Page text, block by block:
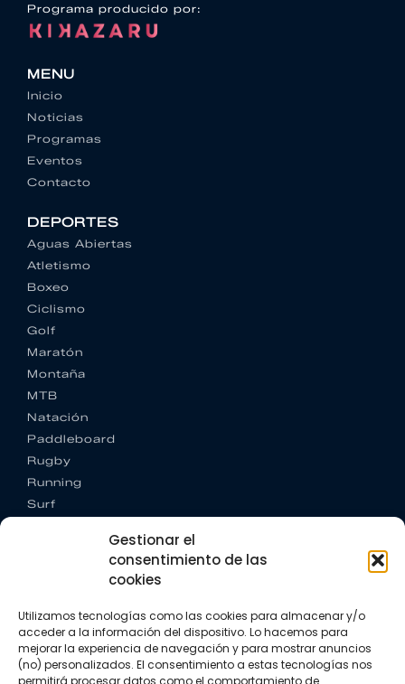
Gestionar el
consentimiento de las
cookies
Utilizamos tecnologías como las cookies para almacenar y/o
acceder a la información del dispositivo. Lo hacemos para
mejorar la experiencia de navegación y para mostrar anuncios
(no) personalizados. El consentimiento a estas tecnologías nos
permitirá procesar datos como el comportamiento de
Programa producido por:
MENU
Inicio
Noticias
Programas
Eventos
Contacto
DEPORTES
Aguas Abiertas
Atletismo
Boxeo
Ciclismo
Golf
Maratón
Montaña
MTB
Natación
Paddleboard
Rugby
Running
Surf
CONTACTO
+34 662 342 177
info@vkssport.com
SÍGUENOS